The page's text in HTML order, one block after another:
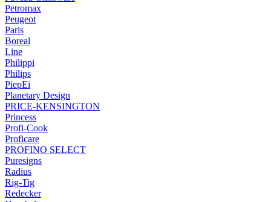
Petromax
Peugeot
Paris
Boreal
Line
Philippi
Philips
PiepEi
Planetary Design
PRICE-KENSINGTON
Princess
Profi-Cook
Proficare
PROFINO SELECT
Puresigns
Radius
Rig-Tig
Redecker